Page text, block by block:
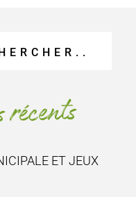
ET JEUX